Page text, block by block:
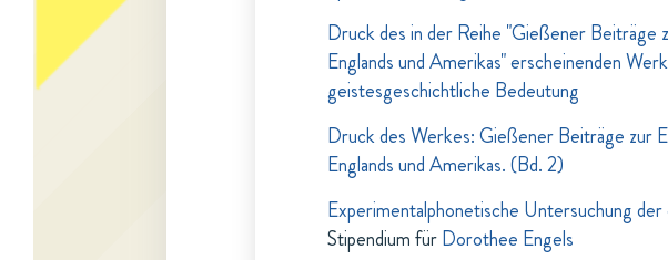
Druck des in der Reihe "Gießener Beiträge
Englands und Amerikas" erscheinenden
geistesgeschichtliche Bedeutung
Druck des Werkes: Gießener Beiträge zur
Englands und Amerikas. (Bd. 2)
Experimentalphonetische Untersuchung
Stipendium fürDorothee Engels